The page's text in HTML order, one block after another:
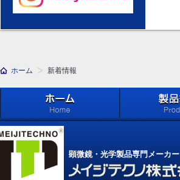
ホーム 新着情報
ホーム
顕微鏡・光学製品専門メーカー